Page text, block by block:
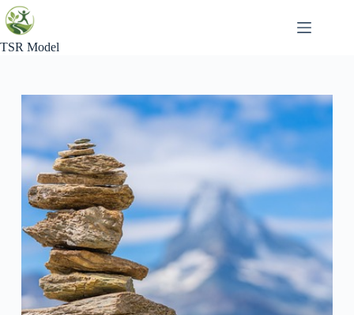
Skip
to
content
TSR Model